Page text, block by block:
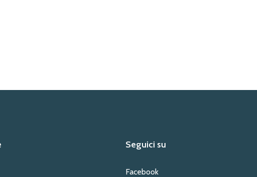
Seguici su
Facebook